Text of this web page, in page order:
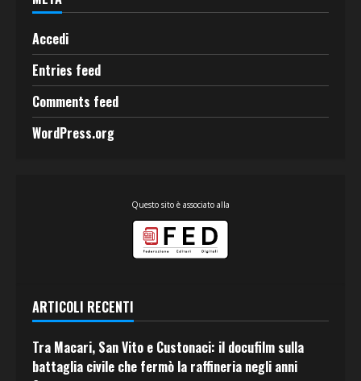
Accedi
Entries feed
Comments feed
WordPress.org
Questo sito è associato alla
ARTICOLI RECENTI
Tra Macari, San Vito e Custonaci: il docufilm sulla
battaglia civile che fermò la raffineria negli anni